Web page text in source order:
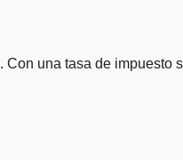
una tasa de impuesto